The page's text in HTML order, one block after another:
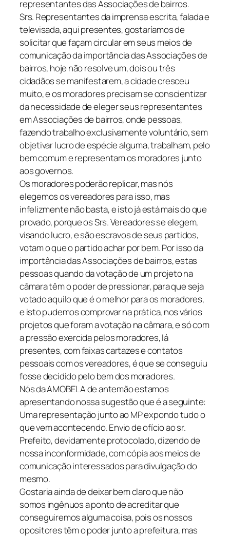
representantes das Associações de bairros.
Srs. Representantes da imprensa escrita, falada e
televisada, aqui presentes, gostaríamos de
solicitar que façam circular em seus meios de
comunicação da importância das Associações de
bairros, hoje não resolve um, dois ou três
cidadãos se manifestarem, a cidade cresceu
muito, e os moradores precisam se conscientizar
da necessidade de eleger seus representantes
em Associações de bairros, onde pessoas,
fazendo trabalho exclusivamente voluntário, sem
objetivar lucro de espécie alguma, trabalham, pelo
bem comum e representam os moradores junto
aos governos.
Os moradores poderão replicar, mas nós
elegemos os vereadores para isso, mas
infelizmente não basta, e isto já está mais do que
provado, porque os Srs. Vereadores se elegem,
visando lucro, e são escravos de seus partidos,
votam o que o partido achar por bem. Por isso da
importância das Associações de bairros, estas
pessoas quando da votação de um projeto na
câmara têm o poder de pressionar, para que seja
votado aquilo que é o melhor para os moradores,
e isto pudemos comprovar na prática, nos vários
projetos que foram a votação na câmara, e só com
a pressão exercida pelos moradores, lá
presentes, com faixas cartazes e contatos
pessoais com os vereadores, é que se conseguiu
fosse decidido pelo bem dos moradores.
Nós da AMOBELA de antemão estamos
apresentando nossa sugestão que é a seguinte:
Uma representação junto ao MP expondo tudo o
que vem acontecendo. Envio de ofício ao sr.
Prefeito, devidamente protocolado, dizendo de
nossa inconformidade, com cópia aos meios de
comunicação interessados para divulgação do
mesmo.
Gostaria ainda de deixar bem claro que não
somos ingênuos a ponto de acreditar que
conseguiremos alguma coisa, pois os nossos
opositores têm o poder junto a prefeitura, mas